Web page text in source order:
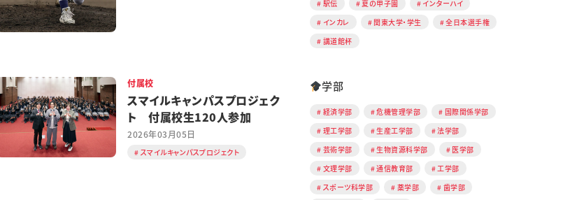
付属校
スマイルキャンパスプロジェク
ト 付属校生120人参加
2026年03月05日
スマイルキャンパスプロジェクト
駅伝 夏の甲子園
インターハイ
インカレ
関東大学・学生
全日本選手権
講道館杯
学部
経済学部 危機管理学部
国際関係学部
理工学部
生産工学部
法学部
芸術学部
生物資源科学部
医学部
文理学部
通信教育部
工学部
スポーツ科学部
薬学部
歯学部